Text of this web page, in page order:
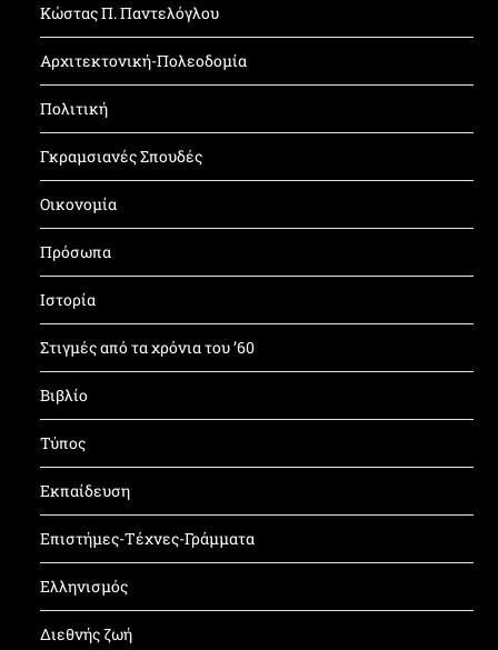
Κώστας Π. Παντελόγλου
Αρχιτεκτονική-Πολεοδομία
Πολιτική
Γκραμσιανές Σπουδές
Οικονομία
Πρόσωπα
Ιστορία
Στιγμές από τα χρόνια του ’60
Βιβλίο
Τύπος
Εκπαίδευση
Επιστήμες-Τέχνες-Γράμματα
Ελληνισμός
Διεθνής ζωή